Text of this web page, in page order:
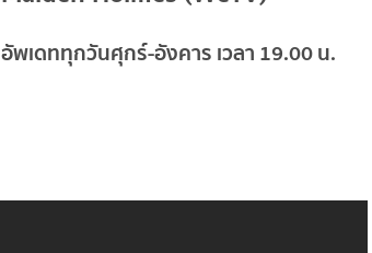
อัพเดททุกวันศุกร์-อังคาร เวลา 19.00 น.